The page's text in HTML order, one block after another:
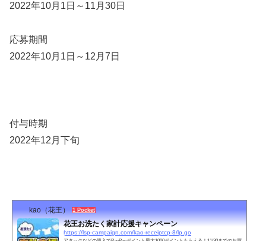
2022年10月1日～11月30日
応募期間
2022年10月1日～12月7日
付与時期
2022年12月下旬
kao（花王） 1 Pocket
花王お洗たく家計応援キャンペーン
https://lsp-campaign.com/kao-receiptcp-8/lp.go